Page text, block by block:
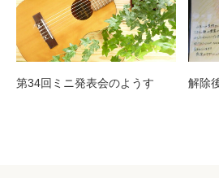
第34回ミニ発表会のようす 解除